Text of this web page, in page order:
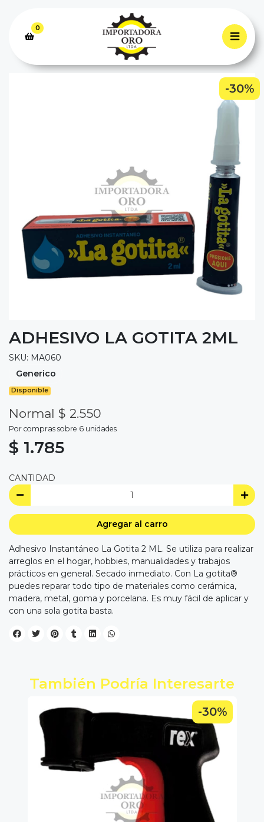
0
-30%
ADHESIVO LA GOTITA 2ML
SKU: MA060
Generico
Disponible
Normal $ 2.550
Por compras sobre 6 unidades
$ 1.785
CANTIDAD
Agregar al carro
Adhesivo Instantáneo La Gotita 2 ML. Se utiliza para realizar
arreglos en el hogar, hobbies, manualidades y trabajos
prácticos en general. Secado inmediato. Con La gotita®
puedes reparar todo tipo de materiales como cerámica,
madera, metal, goma y porcelana. Es muy fácil de aplicar y
con una sola gotita basta.
También Podría Interesarte
-30%